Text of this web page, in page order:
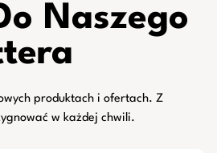
Naszego
produktach i ofertach. Z
w każdej chwili.